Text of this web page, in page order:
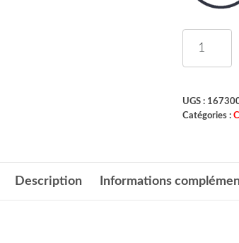
UGS :
Catégories :
Description Informations